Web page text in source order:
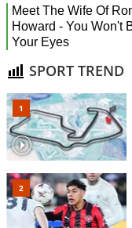
SPORT TREND